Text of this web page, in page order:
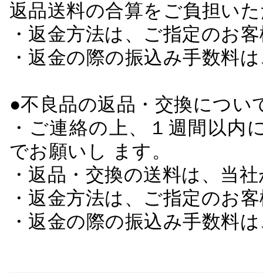
返品送料の合算をご負担い
・返金方法は、ご指定のお
・返金の際の振込み手数料
●不良品の返品・交換につい
・ご連絡の上、１週間以
でお願いし ます。
・返品・交換の送料は、当
・返金方法は、ご指定のお
・返金の際の振込み手数料